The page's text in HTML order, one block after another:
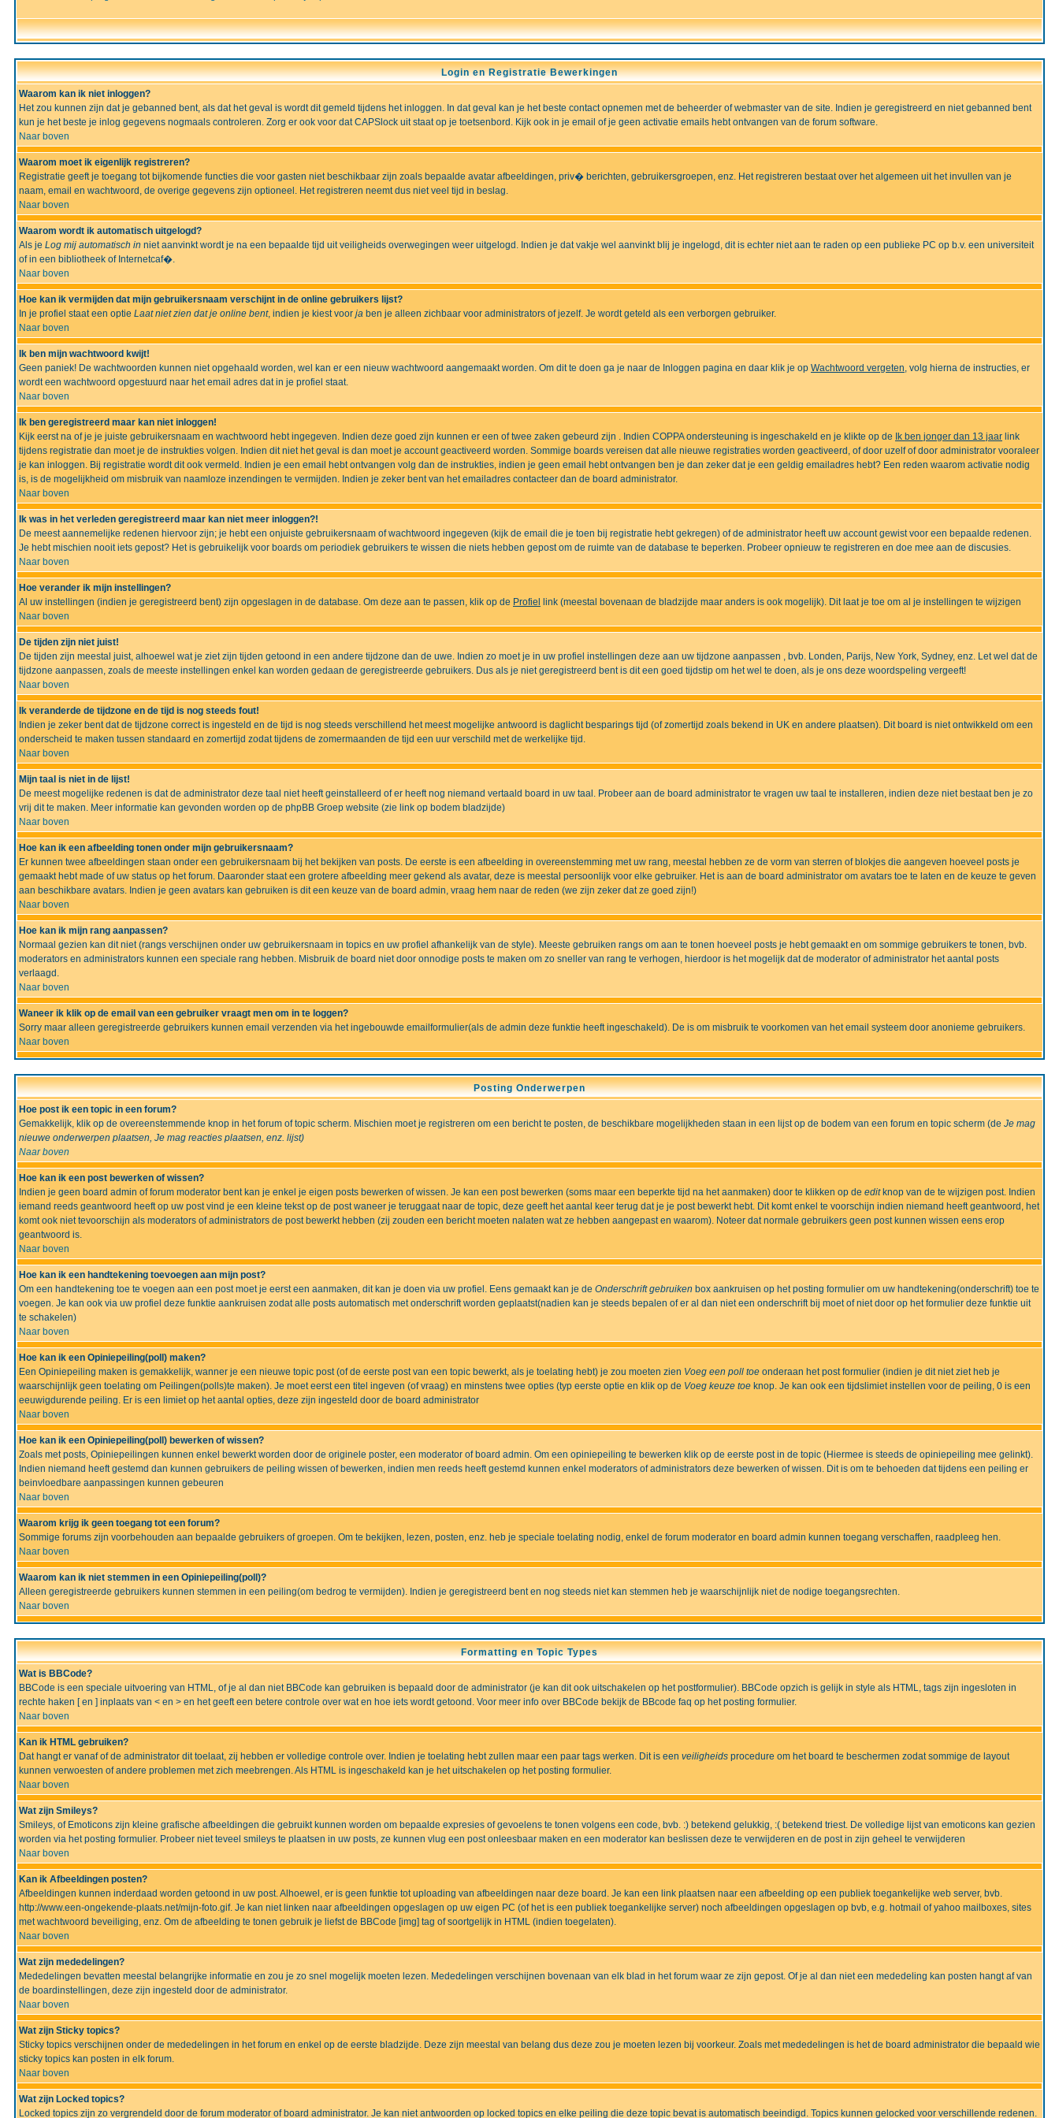
Login en Registratie Bewerkingen
Waarom kan ik niet inloggen?
Het zou kunnen zijn dat je gebanned bent, als dat het geval is wordt dit gemeld tijdens het inloggen. In dat geval kan je het beste contact opnemen met de beheerder of webmaster van de site. Indien je geregistreerd en niet gebanned bent
kun je het beste je inlog gegevens nogmaals controleren. Zorg er ook voor dat CAPSlock uit staat op je toetsenbord. Kijk ook in je email of je geen activatie emails hebt ontvangen van de forum software.
Naar boven
Waarom moet ik eigenlijk registreren?
Registratie geeft je toegang tot bijkomende functies die voor gasten niet beschikbaar zijn zoals bepaalde avatar afbeeldingen, priv� berichten, gebruikersgroepen, enz. Het registreren bestaat over het algemeen uit het invullen van je
naam, email en wachtwoord, de overige gegevens zijn optioneel. Het registreren neemt dus niet veel tijd in beslag.
Naar boven
Waarom wordt ik automatisch uitgelogd?
Als je Log mij automatisch in niet aanvinkt wordt je na een bepaalde tijd uit veiligheids overwegingen weer uitgelogd. Indien je dat vakje wel aanvinkt blij je ingelogd, dit is echter niet aan te raden op een publieke PC op b.v. een universiteit
of in een bibliotheek of Internetcaf�.
Naar boven
Hoe kan ik vermijden dat mijn gebruikersnaam verschijnt in de online gebruikers lijst?
In je profiel staat een optie Laat niet zien dat je online bent, indien je kiest voor ja ben je alleen zichbaar voor administrators of jezelf. Je wordt geteld als een verborgen gebruiker.
Naar boven
Ik ben mijn wachtwoord kwijt!
Geen paniek! De wachtwoorden kunnen niet opgehaald worden, wel kan er een nieuw wachtwoord aangemaakt worden. Om dit te doen ga je naar de Inloggen pagina en daar klik je op Wachtwoord vergeten, volg hierna de instructies, er
wordt een wachtwoord opgestuurd naar het email adres dat in je profiel staat.
Naar boven
Ik ben geregistreerd maar kan niet inloggen!
Kijk eerst na of je je juiste gebruikersnaam en wachtwoord hebt ingegeven. Indien deze goed zijn kunnen er een of twee zaken gebeurd zijn . Indien COPPA ondersteuning is ingeschakeld en je klikte op de Ik ben jonger dan 13 jaar link
tijdens registratie dan moet je de instrukties volgen. Indien dit niet het geval is dan moet je account geactiveerd worden. Sommige boards vereisen dat alle nieuwe registraties worden geactiveerd, of door uzelf of door administrator vooraleer
je kan inloggen. Bij registratie wordt dit ook vermeld. Indien je een email hebt ontvangen volg dan de instrukties, indien je geen email hebt ontvangen ben je dan zeker dat je een geldig emailadres hebt? Een reden waarom activatie nodig
is, is de mogelijkheid om misbruik van naamloze inzendingen te vermijden. Indien je zeker bent van het emailadres contacteer dan de board administrator.
Naar boven
Ik was in het verleden geregistreerd maar kan niet meer inloggen?!
De meest aannemelijke redenen hiervoor zijn; je hebt een onjuiste gebruikersnaam of wachtwoord ingegeven (kijk de email die je toen bij registratie hebt gekregen) of de administrator heeft uw account gewist voor een bepaalde redenen.
Je hebt mischien nooit iets gepost? Het is gebruikelijk voor boards om periodiek gebruikers te wissen die niets hebben gepost om de ruimte van de database te beperken. Probeer opnieuw te registreren en doe mee aan de discusies.
Naar boven
Hoe verander ik mijn instellingen?
Al uw instellingen (indien je geregistreerd bent) zijn opgeslagen in de database. Om deze aan te passen, klik op de Profiel
link (meestal bovenaan de bladzijde maar anders is ook mogelijk). Dit laat je toe om al je instellingen te wijzigen
Naar boven
De tijden zijn niet juist!
De tijden zijn meestal juist, alhoewel wat je ziet zijn tijden getoond in een andere tijdzone dan de uwe. Indien zo moet je in uw profiel instellingen deze aan uw tijdzone aanpassen , bvb. Londen, Parijs, New York, Sydney, enz. Let wel dat de
tijdzone aanpassen, zoals de meeste instellingen enkel kan worden gedaan de geregistreerde gebruikers. Dus als je niet geregistreerd bent is dit een goed tijdstip om het wel te doen, als je ons deze woordspeling vergeeft!
Naar boven
Ik veranderde de tijdzone en de tijd is nog steeds fout!
Indien je zeker bent dat de tijdzone correct is ingesteld en de tijd is nog steeds verschillend het meest mogelijke antwoord is daglicht besparings tijd (of zomertijd zoals bekend in UK en andere plaatsen). Dit board is niet ontwikkeld om een
onderscheid te maken tussen standaard en zomertijd zodat tijdens de zomermaanden de tijd een uur verschild met de werkelijke tijd.
Naar boven
Mijn taal is niet in de lijst!
De meest mogelijke redenen is dat de administrator deze taal niet heeft geinstalleerd of er heeft nog niemand vertaald board in uw taal. Probeer aan de board administrator te vragen uw taal te installeren, indien deze niet bestaat ben je zo
vrij dit te maken. Meer informatie kan gevonden worden op de phpBB Groep website (zie link op bodem bladzijde)
Naar boven
Hoe kan ik een afbeelding tonen onder mijn gebruikersnaam?
Er kunnen twee afbeeldingen staan onder een gebruikersnaam bij het bekijken van posts. De eerste is een afbeelding in overeenstemming met uw rang, meestal hebben ze de vorm van sterren of blokjes die aangeven hoeveel posts je
gemaakt hebt made of uw status op het forum. Daaronder staat een grotere afbeelding meer gekend als avatar, deze is meestal persoonlijk voor elke gebruiker. Het is aan de board administrator om avatars toe te laten en de keuze te geven
aan beschikbare avatars. Indien je geen avatars kan gebruiken is dit een keuze van de board admin, vraag hem naar de reden (we zijn zeker dat ze goed zijn!)
Naar boven
Hoe kan ik mijn rang aanpassen?
Normaal gezien kan dit niet (rangs verschijnen onder uw gebruikersnaam in topics en uw profiel afhankelijk van de style). Meeste gebruiken rangs om aan te tonen hoeveel posts je hebt gemaakt en om sommige gebruikers te tonen, bvb.
moderators en administrators kunnen een speciale rang hebben. Misbruik de board niet door onnodige posts te maken om zo sneller van rang te verhogen, hierdoor is het mogelijk dat de moderator of administrator het aantal posts
verlaagd.
Naar boven
Waneer ik klik op de email van een gebruiker vraagt men om in te loggen?
Sorry maar alleen geregistreerde gebruikers kunnen email verzenden via het ingebouwde emailformulier(als de admin deze funktie heeft ingeschakeld). De is om misbruik te voorkomen van het email systeem door anonieme gebruikers.
Naar boven
Posting Onderwerpen
Hoe post ik een topic in een forum?
Gemakkelijk, klik op de overeenstemmende knop in het forum of topic scherm. Mischien moet je registreren om een bericht te posten, de beschikbare mogelijkheden staan in een lijst op de bodem van een forum en topic scherm (de Je mag
nieuwe onderwerpen plaatsen, Je mag reacties plaatsen, enz. lijst)
Naar boven
Hoe kan ik een post bewerken of wissen?
Indien je geen board admin of forum moderator bent kan je enkel je eigen posts bewerken of wissen. Je kan een post bewerken (soms maar een beperkte tijd na het aanmaken) door te klikken op de editknop van de te wijzigen post. Indien
iemand reeds geantwoord heeft op uw post vind je een kleine tekst op de post waneer je teruggaat naar de topic, deze geeft het aantal keer terug dat je je post bewerkt hebt. Dit komt enkel te voorschijn indien niemand heeft geantwoord, het
komt ook niet tevoorschijn als moderators of administrators de post bewerkt hebben (zij zouden een bericht moeten nalaten wat ze hebben aangepast en waarom). Noteer dat normale gebruikers geen post kunnen wissen eens erop
geantwoord is.
Naar boven
Hoe kan ik een handtekening toevoegen aan mijn post?
Om een handtekening toe te voegen aan een post moet je eerst een aanmaken, dit kan je doen via uw profiel. Eens gemaakt kan je de Onderschrift gebruiken box aankruisen op het posting formulier om uw handtekening(onderschrift) toe te
voegen. Je kan ook via uw profiel deze funktie aankruisen zodat alle posts automatisch met onderschrift worden geplaatst(nadien kan je steeds bepalen of er al dan niet een onderschrift bij moet of niet door op het formulier deze funktie uit
te schakelen)
Naar boven
Hoe kan ik een Opiniepeiling(poll) maken?
Een Opiniepeiling maken is gemakkelijk, wanner je een nieuwe topic post (of de eerste post van een topic bewerkt, als je toelating hebt) je zou moeten zien Voeg een poll toe onderaan het post formulier (indien je dit niet ziet heb je
waarschijnlijk geen toelating om Peilingen(polls)te maken). Je moet eerst een titel ingeven (of vraag) en minstens twee opties (typ eerste optie en klik op de Voeg keuze toe knop. Je kan ook een tijdslimiet instellen voor de peiling, 0 is een
eeuwigdurende peiling. Er is een limiet op het aantal opties, deze zijn ingesteld door de board administrator
Naar boven
Hoe kan ik een Opiniepeiling(poll) bewerken of wissen?
Zoals met posts, Opiniepeilingen kunnen enkel bewerkt worden door de originele poster, een moderator of board admin. Om een opiniepeiling te bewerken klik op de eerste post in de topic (Hiermee is steeds de opiniepeiling mee gelinkt).
Indien niemand heeft gestemd dan kunnen gebruikers de peiling wissen of bewerken, indien men reeds heeft gestemd kunnen enkel moderators of administrators deze bewerken of wissen. Dit is om te behoeden dat tijdens een peiling er
beinvloedbare aanpassingen kunnen gebeuren
Naar boven
Waarom krijg ik geen toegang tot een forum?
Sommige forums zijn voorbehouden aan bepaalde gebruikers of groepen. Om te bekijken, lezen, posten, enz. heb je speciale toelating nodig, enkel de forum moderator en board admin kunnen toegang verschaffen, raadpleeg hen.
Naar boven
Waarom kan ik niet stemmen in een Opiniepeiling(poll)?
Alleen geregistreerde gebruikers kunnen stemmen in een peiling(om bedrog te vermijden). Indien je geregistreerd bent en nog steeds niet kan stemmen heb je waarschijnlijk niet de nodige toegangsrechten.
Naar boven
Formatting en Topic Types
Wat is BBCode?
BBCode is een speciale uitvoering van HTML, of je al dan niet BBCode kan gebruiken is bepaald door de administrator (je kan dit ook uitschakelen op het postformulier). BBCode opzich is gelijk in style als HTML, tags zijn ingesloten in
rechte haken [ en ] inplaats van < en > en het geeft een betere controle over wat en hoe iets wordt getoond. Voor meer info over BBCode bekijk de BBcode faq op het posting formulier.
Naar boven
Kan ik HTML gebruiken?
Dat hangt er vanaf of de administrator dit toelaat, zij hebben er volledige controle over. Indien je toelating hebt zullen maar een paar tags werken. Dit is een veiligheids procedure om het board te beschermen zodat sommige de layout
kunnen verwoesten of andere problemen met zich meebrengen. Als HTML is ingeschakeld kan je het uitschakelen op het posting formulier.
Naar boven
Wat zijn Smileys?
Smileys, of Emoticons zijn kleine grafische afbeeldingen die gebruikt kunnen worden om bepaalde expresies of gevoelens te tonen volgens een code, bvb. :) betekend gelukkig, :( betekend triest. De volledige lijst van emoticons kan gezien
worden via het posting formulier. Probeer niet teveel smileys te plaatsen in uw posts, ze kunnen vlug een post onleesbaar maken en een moderator kan beslissen deze te verwijderen en de post in zijn geheel te verwijderen
Naar boven
Kan ik Afbeeldingen posten?
Afbeeldingen kunnen inderdaad worden getoond in uw post. Alhoewel, er is geen funktie tot uploading van afbeeldingen naar deze board. Je kan een link plaatsen naar een afbeelding op een publiek toegankelijke web server, bvb.
http://www.een-ongekende-plaats.net/mijn-foto.gif. Je kan niet linken naar afbeeldingen opgeslagen op uw eigen PC (of het is een publiek toegankelijke server) noch afbeeldingen opgeslagen op bvb, e.g. hotmail of yahoo mailboxes, sites
met wachtwoord beveiliging, enz. Om de afbeelding te tonen gebruik je liefst de BBCode [img] tag of soortgelijk in HTML (indien toegelaten).
Naar boven
Wat zijn mededelingen?
Mededelingen bevatten meestal belangrijke informatie en zou je zo snel mogelijk moeten lezen. Mededelingen verschijnen bovenaan van elk blad in het forum waar ze zijn gepost. Of je al dan niet een mededeling kan posten hangt af van
de boardinstellingen, deze zijn ingesteld door de administrator.
Naar boven
Wat zijn Sticky topics?
Sticky topics verschijnen onder de mededelingen in het forum en enkel op de eerste bladzijde. Deze zijn meestal van belang dus deze zou je moeten lezen bij voorkeur. Zoals met mededelingen is het de board administrator die bepaald wie
sticky topics kan posten in elk forum.
Naar boven
Wat zijn Locked topics?
Locked topics zijn zo vergrendeld door de forum moderator of board administrator. Je kan niet antwoorden op locked topics en elke peiling die deze topic bevat is automatisch beeindigd. Topics kunnen gelocked voor verschillende redenen.